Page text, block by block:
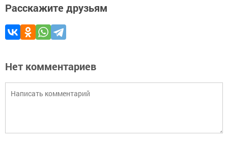
Расскажите друзьям
Нет комментариев